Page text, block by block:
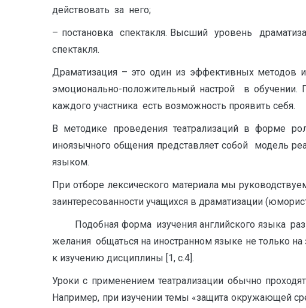
действовать за него;
– постановка спектакля. Высший уровень
спектакля.
Драматизация – это один из эффективных методов
эмоционально-положительный настрой в
каждого участника есть возможность проявить себя.
В методике проведения театрализаций в форме
иноязычного общения представляет собой модель
языком.
При отборе лексического материала мы
заинтересованности учащихся в драматизации
Подобная форма изучения английского языка
желания общаться на иностранном языке не только
к изучению дисциплины [1, с.4].
Уроки с применением театрализации обычно
Например, при изучении темы «защита окружающей